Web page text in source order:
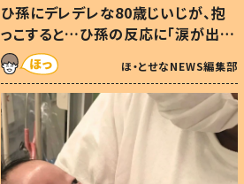
ひ孫にデレデレな80歳じいじが、抱
っこすると…ひ孫の反応に「涙が出ま
した」「可愛くて仕方ない」
ほ・とせなNEWS編集部